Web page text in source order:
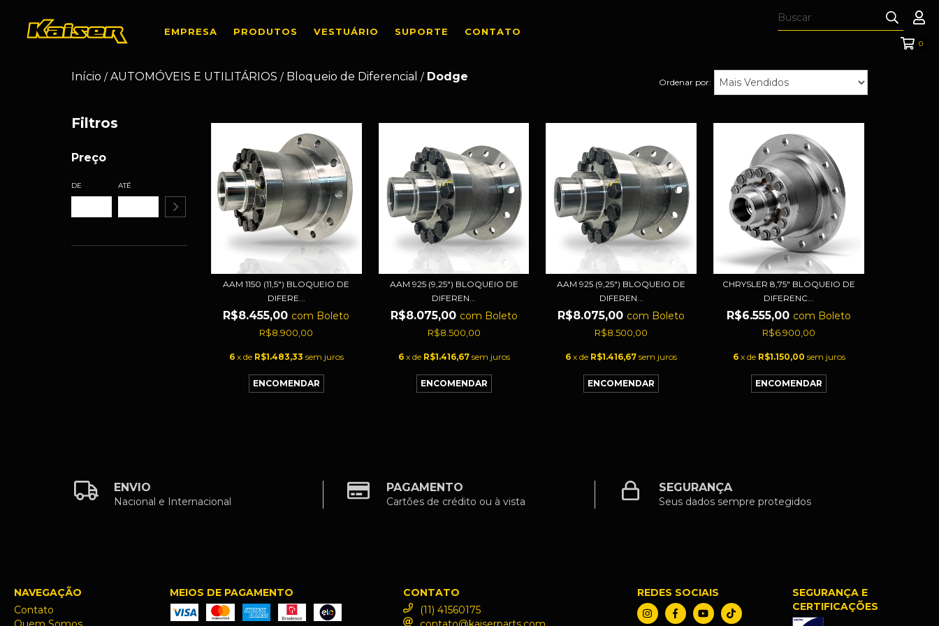
EMPRESA PRODUTOS VESTUÁRIO SUPORTE CONTATO
0
Início / AUTOMÓVEIS E UTILITÁRIOS / Bloqueio de Diferencial / Dodge Ordenar por:
Filtros
Preço
DE ATÉ
AAM 1150 (11,5") BLOQUEIO DE
DIFERE...
R$8.455,00 com Boleto
R$8.900,00
6 x de R$1.483,33 sem juros
AAM 925 (9,25") BLOQUEIO DE
DIFEREN...
R$8.075,00 com Boleto
R$8.500,00
6 x de R$1.416,67 sem juros
AAM 925 (9,25") BLOQUEIO DE
DIFEREN...
R$8.075,00 com Boleto
R$8.500,00
6 x de R$1.416,67 sem juros
CHRYSLER 8,75" BLOQUEIO DE
DIFERENC...
R$6.555,00 com Boleto
R$6.900,00
6 x de R$1.150,00 sem juros
ENVIO
Nacional e Internacional
PAGAMENTO
Cartões de crédito ou à vista
SEGURANÇA
Seus dados sempre protegidos
NAVEGAÇÃO
Contato
MEIOS DE PAGAMENTO
CONTATO
(11) 41560175
REDES SOCIAIS
SEGURANÇA E
CERTIFICAÇÕES